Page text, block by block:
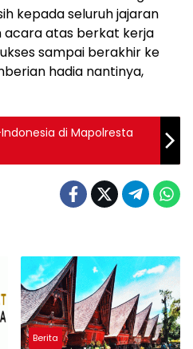
kepada seluruh jajaran
acara atas berkat kerja
sampai berakhir ke
hadia nantinya,
di Mapolresta
Berita